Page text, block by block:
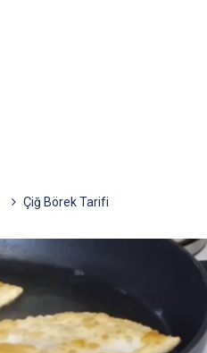
Çiğ Börek Tarifi